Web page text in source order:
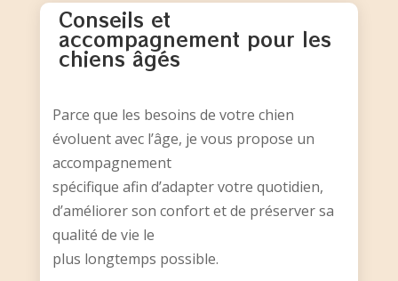
Conseils et
accompagnement pour les
chiens âgés
Parce que les besoins de votre chien
évoluent avec l’âge, je vous propose un
accompagnement
spécifique afin d’adapter votre quotidien,
d’améliorer son confort et de préserver sa
qualité de vie le
plus longtemps possible.